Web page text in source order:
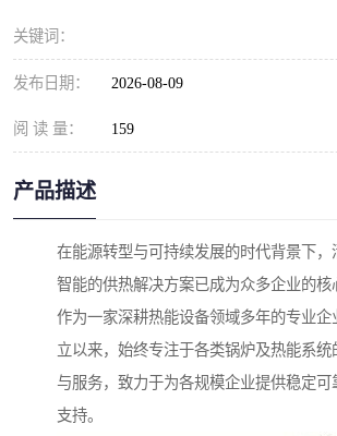
关键词：
发布日期： 2026-08-09
阅 读 量： 159
产品描述
在能源转型与可持续发展的时代背景下，
智能的供热解决方案已成为众多企业的核
作为一家深耕热能设备领域多年的专业企
立以来，始终专注于各类锅炉及热能系统
与服务，致力于为各规模企业提供稳定可
支持。